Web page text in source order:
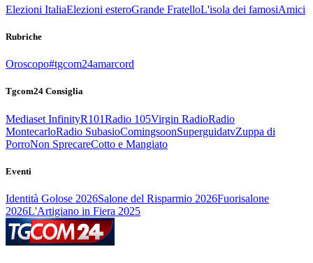
Elezioni ItaliaElezioni esteroGrande FratelloL'isola dei famosiAmici
Rubriche
Oroscopo#tgcom24amarcord
Tgcom24 Consiglia
Mediaset InfinityR101Radio 105Virgin RadioRadio
MontecarloRadio SubasioComingsoonSuperguidatvZuppa di
PorroNon SprecareCotto e Mangiato
Eventi
Identità Golose 2026Salone del Risparmio 2026Fuorisalone
2026L'Artigiano in Fiera 2025